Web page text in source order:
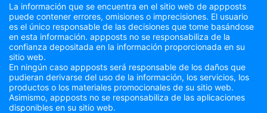
La información que se encuentra en el sitio web de appposts
puede contener errores, omisiones o imprecisiones. El usuario
es el único responsable de las decisiones que tome basándose
en esta información. appposts no se responsabiliza de la
confianza depositada en la información proporcionada en su
sitio web.
En ningún caso appposts será responsable de los daños que
pudieran derivarse del uso de la información, los servicios, los
productos o los materiales promocionales de su sitio web.
Asimismo, appposts no se responsabiliza de las aplicaciones
disponibles en su sitio web.